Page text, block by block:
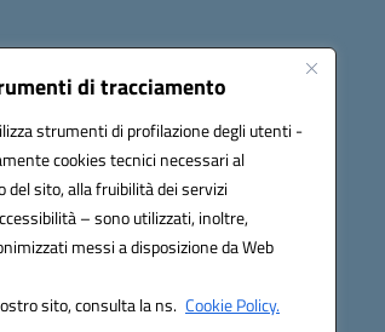
di tracciamento
strumenti di profilazione degli utenti -
cookies tecnici necessari al
sito, alla fruibilità dei servizi
– sono utilizzati, inoltre,
messi a disposizione da Web
sito, consulta la ns. Cookie Policy.